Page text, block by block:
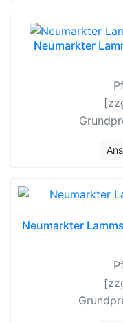
Neumarkter
Neumarkter